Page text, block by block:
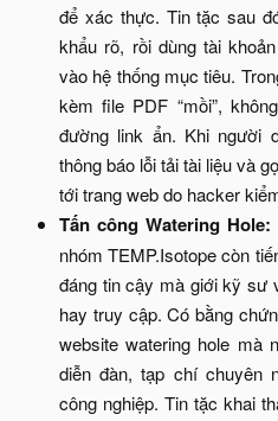
để xác thực. Tin tặc sau
khẩu rõ, rồi dùng tài
vào hệ thống mục tiêu.
kèm file PDF “mồi”,
đường link ẩn. Khi người
thông báo lỗi tải tài liệu và
tới trang web do hacker
Tấn công Watering Hole:
nhóm TEMP.Isotope còn
đáng tin cậy mà giới kỹ sư
hay truy cập. Có bằng
website watering hole mà
diễn đàn, tạp chí chuyên
công nghiệp. Tin tặc khai